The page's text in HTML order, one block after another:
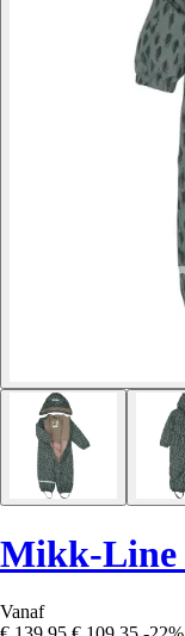
Mikk-Line
Vanaf